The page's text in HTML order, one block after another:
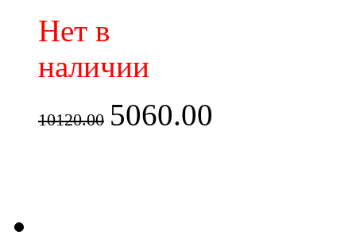
Нет в
наличии
10120.00 5060.00